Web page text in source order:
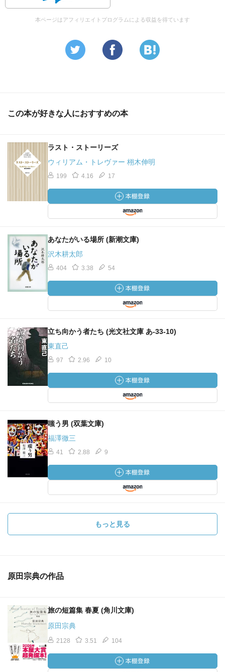
本ページはアフィリエイトプログラムによる収益を得ています
この本が好きな人におすすめの本
ラスト・ストーリーズ
ウィリアム・トレヴァー 栩木伸明
199 4.16 17
あなたがいる場所 (新潮文庫)
沢木耕太郎
404 3.38 54
立ち向かう者たち (光文社文庫 あ-33-10)
東直己
97 2.96 10
嗤う男 (双葉文庫)
福澤徹三
41 2.88 9
もっと見る
原田宗典の作品
旅の短篇集 春夏 (角川文庫)
原田宗典
2128 3.51 104